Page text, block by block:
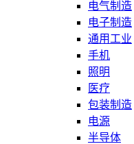
电气制造
电子制造
通用工业
手机
照明
医疗
包装制造
电源
半导体